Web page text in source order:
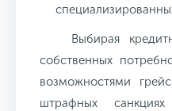
Выбирая
собственных
возможностями
штрафных